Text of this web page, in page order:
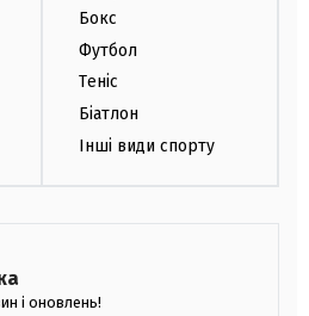
Бокс
Футбол
Теніс
Біатлон
Інші види спорту
і оновлень!